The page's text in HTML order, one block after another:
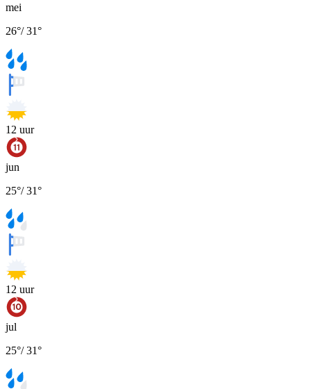
mei
26°/31°
12 uur
jun
25°/31°
12 uur
jul
25°/31°